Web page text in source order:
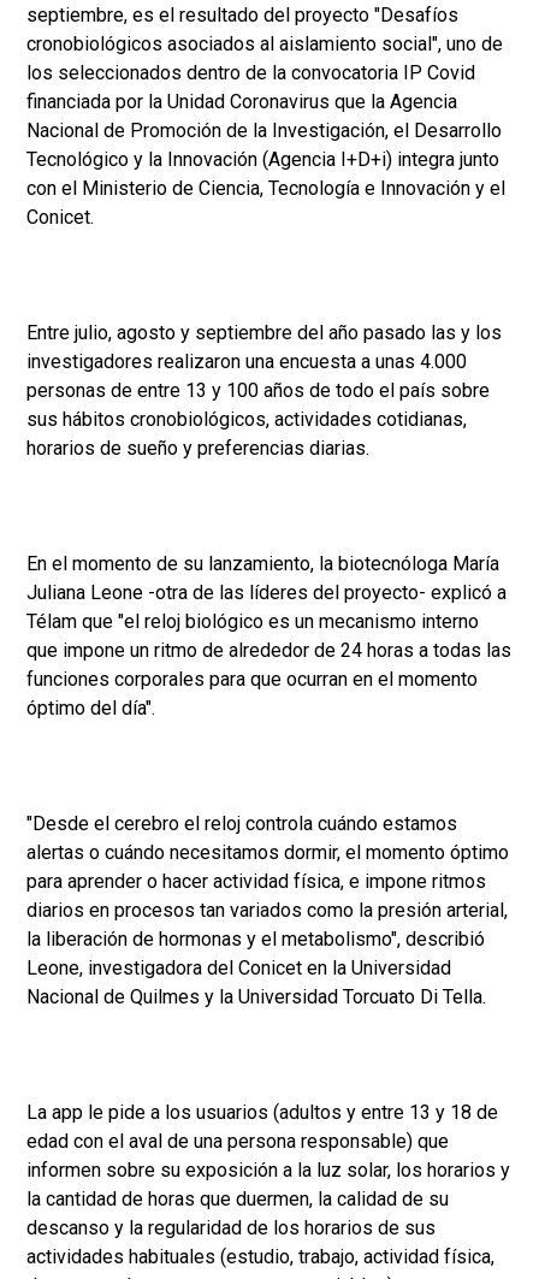
septiembre, es el resultado del proyecto "Desafíos
cronobiológicos asociados al aislamiento social", uno de
los seleccionados dentro de la convocatoria IP Covid
financiada por la Unidad Coronavirus que la Agencia
Nacional de Promoción de la Investigación, el Desarrollo
Tecnológico y la Innovación (Agencia I+D+i) integra junto
con el Ministerio de Ciencia, Tecnología e Innovación y el
Conicet.
Entre julio, agosto y septiembre del año pasado las y los
investigadores realizaron una encuesta a unas 4.000
personas de entre 13 y 100 años de todo el país sobre
sus hábitos cronobiológicos, actividades cotidianas,
horarios de sueño y preferencias diarias.
En el momento de su lanzamiento, la biotecnóloga María
Juliana Leone -otra de las líderes del proyecto- explicó a
Télam que "el reloj biológico es un mecanismo interno
que impone un ritmo de alrededor de 24 horas a todas las
funciones corporales para que ocurran en el momento
óptimo del día".
"Desde el cerebro el reloj controla cuándo estamos
alertas o cuándo necesitamos dormir, el momento óptimo
para aprender o hacer actividad física, e impone ritmos
diarios en procesos tan variados como la presión arterial,
la liberación de hormonas y el metabolismo", describió
Leone, investigadora del Conicet en la Universidad
Nacional de Quilmes y la Universidad Torcuato Di Tella.
La app le pide a los usuarios (adultos y entre 13 y 18 de
edad con el aval de una persona responsable) que
informen sobre su exposición a la luz solar, los horarios y
la cantidad de horas que duermen, la calidad de su
descanso y la regularidad de los horarios de sus
actividades habituales (estudio, trabajo, actividad física,